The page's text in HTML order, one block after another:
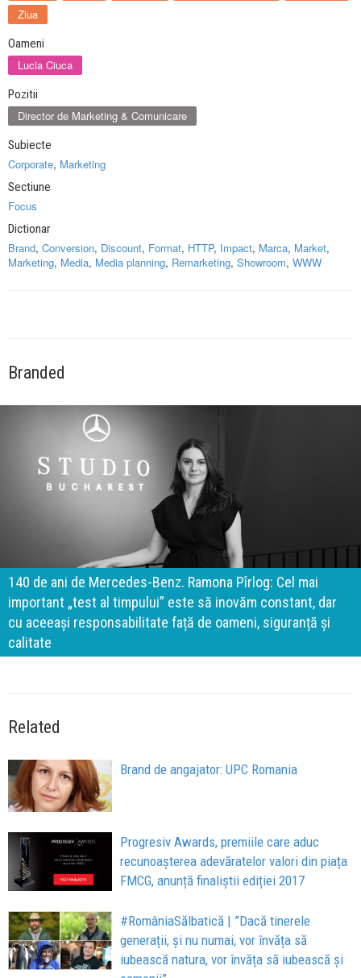
Ziua
Oameni
Lucia Ciuca
Pozitii
Director de Marketing & Comunicare
Subiecte
Corporate, Marketing
Sectiune
Focus
Dictionar
Brand, Conversion, Discount, Format, HTTP, Impact, Marca, Market,
Marketing, Media, Media planning, Remarketing, Showroom, WWW
Branded
140 de ani de Mercedes-Benz. Ramona Pîrlog: Cel mai
important „test al timpului” este să inovăm constant, dar
cu aceeași responsabilitate față de oameni, siguranță și
calitate
Related
Brand de angajator: UPC Romania
Progresiv Awards, premiile care aduc
recunoașterea adevăratelor valori din piața
FMCG, anunță finaliștii ediției 2017
#RomâniaSălbatică | ”Dacă tinerele
generații, și nu numai, vor învăța să
iubească natura, vor învăța să iubească și